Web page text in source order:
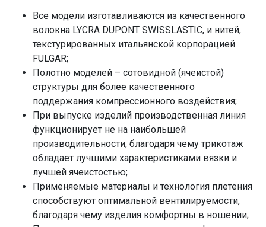
Все модели изготавливаются из качественного
волокна LYCRA DUPONT SWISSLASTIC, и нитей,
текстурированных итальянской корпорацией
FULGAR;
Полотно моделей – сотовидной (ячеистой)
структуры для более качественного
поддержания компрессионного воздействия;
При выпуске изделий производственная линия
функционирует не на наибольшей
производительности, благодаря чему трикотаж
обладает лучшими характеристиками вязки и
лучшей ячеистостью;
Применяемые материалы и технология плетения
способствуют оптимальной вентилируемости,
благодаря чему изделия комфортны в ношении;